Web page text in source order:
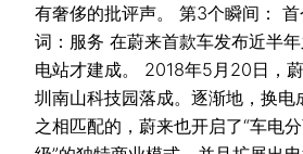
有奢侈的批评声。 第3个瞬间：
词：服务 在蔚来首款车发布近半
电站才建成。 2018年5月20日，
圳南山科技园落成。逐渐地，换电
之相匹配的，蔚来也开启了“车电